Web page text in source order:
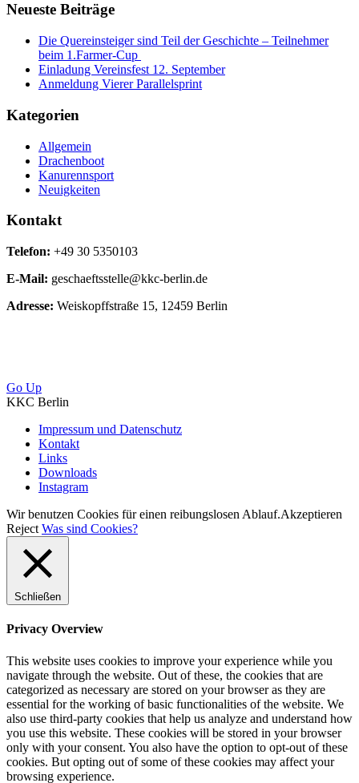
Neueste Beiträge
Die Quereinsteiger sind Teil der Geschichte – Teilnehmer
beim 1.Farmer-Cup
Einladung Vereinsfest 12. September
Anmeldung Vierer Parallelsprint
Kategorien
Allgemein
Drachenboot
Kanurennsport
Neuigkeiten
Kontakt
Telefon: +49 30 5350103
E-Mail: geschaeftsstelle@kkc-berlin.de
Adresse: Weiskopffstraße 15, 12459 Berlin
Go Up
KKC Berlin
Impressum und Datenschutz
Kontakt
Links
Downloads
Instagram
Wir benutzen Cookies für einen reibungslosen Ablauf.Akzeptieren
Reject Was sind Cookies?
Schließen
Privacy Overview
This website uses cookies to improve your experience while you
navigate through the website. Out of these, the cookies that are
categorized as necessary are stored on your browser as they are
essential for the working of basic functionalities of the website. We
also use third-party cookies that help us analyze and understand how
you use this website. These cookies will be stored in your browser
only with your consent. You also have the option to opt-out of these
cookies. But opting out of some of these cookies may affect your
browsing experience.